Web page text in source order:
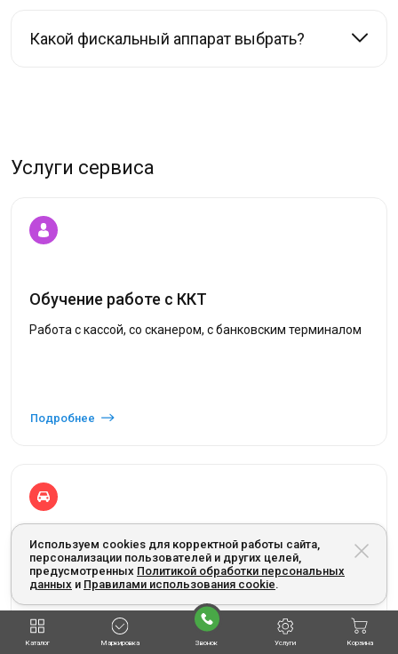
Какой фискальный аппарат выбрать?
Услуги сервиса
Обучение работе с ККТ
Работа с кассой, со сканером, с банковским терминалом
Подробнее
Ввод номенклатуры в кассовую технику
Используем cookies для корректной работы сайта,
персонализации пользователей и других целей,
предусмотренных Политикой обработки персональных
данных и Правилами использования cookie.
Каталог Маркировка Звонок Услуги Корзина